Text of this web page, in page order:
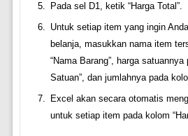
Pada sel D1, ketik “Harga Total”.
Untuk setiap item yang ingin
belanja, masukkan nama item
“Nama Barang”, harga satuannya
Satuan”, dan jumlahnya pada
Excel akan secara otomatis
untuk setiap item pada kolom